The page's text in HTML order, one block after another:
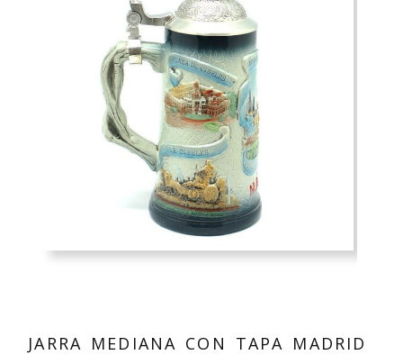
JARRA MEDIANA CON TAPA MADRID